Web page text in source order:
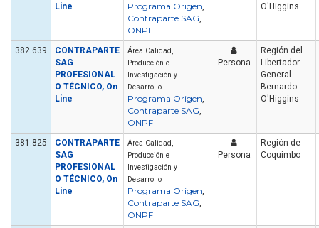
Line
Programa Origen,
Contraparte SAG,
ONPF
O'Higgins
382.639
CONTRAPARTE
SAG
PROFESIONAL
O TÉCNICO, On
Line
Área Calidad,
Producción e
Investigación y
Desarrollo
Programa Origen,
Contraparte SAG,
ONPF
Persona
Región del
Libertador
General
Bernardo
O'Higgins
381.825
CONTRAPARTE
SAG
PROFESIONAL
O TÉCNICO, On
Line
Área Calidad,
Producción e
Investigación y
Desarrollo
Programa Origen,
Contraparte SAG,
ONPF
Persona
Región de
Coquimbo